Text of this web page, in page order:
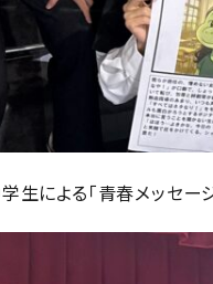
による「青春メッセー